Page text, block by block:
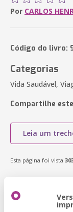
Por CARLOS
Código do livro:
Categorias
Vida Saudável,
Compartilhe
Leia um
Esta página foi vista